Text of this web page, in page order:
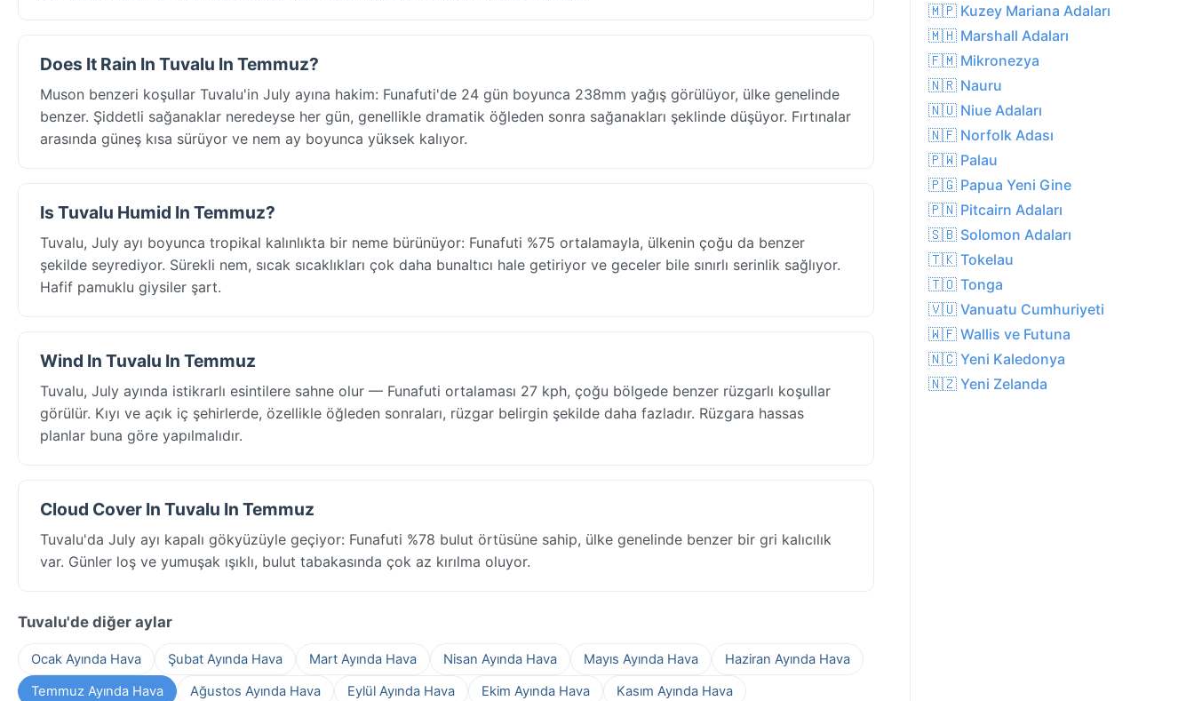
Does It Rain In Tuvalu In Temmuz?
Muson benzeri koşullar Tuvalu'in July ayına hakim: Funafuti'de 24 gün boyunca 238mm yağış görülüyor, ülke genelinde
benzer. Şiddetli sağanaklar neredeyse her gün, genellikle dramatik öğleden sonra sağanakları şeklinde düşüyor. Fırtınalar
arasında güneş kısa sürüyor ve nem ay boyunca yüksek kalıyor.
Is Tuvalu Humid In Temmuz?
Tuvalu, July ayı boyunca tropikal kalınlıkta bir neme bürünüyor: Funafuti %75 ortalamayla, ülkenin çoğu da benzer
şekilde seyrediyor. Sürekli nem, sıcak sıcaklıkları çok daha bunaltıcı hale getiriyor ve geceler bile sınırlı serinlik sağlıyor.
Hafif pamuklu giysiler şart.
Wind In Tuvalu In Temmuz
Tuvalu, July ayında istikrarlı esintilere sahne olur — Funafuti ortalaması 27 kph, çoğu bölgede benzer rüzgarlı koşullar
görülür. Kıyı ve açık iç şehirlerde, özellikle öğleden sonraları, rüzgar belirgin şekilde daha fazladır. Rüzgara hassas
planlar buna göre yapılmalıdır.
Cloud Cover In Tuvalu In Temmuz
Tuvalu'da July ayı kapalı gökyüzüyle geçiyor: Funafuti %78 bulut örtüsüne sahip, ülke genelinde benzer bir gri kalıcılık
var. Günler loş ve yumuşak ışıklı, bulut tabakasında çok az kırılma oluyor.
Tuvalu'de diğer aylar
Ocak Ayında Hava Şubat Ayında Hava Mart Ayında Hava Nisan Ayında Hava Mayıs Ayında Hava
Haziran Ayında Hava
Temmuz Ayında Hava
Ağustos Ayında Hava Eylül Ayında Hava Ekim Ayında Hava
Kasım Ayında Hava
🇲🇵 Kuzey Mariana Adaları
🇲🇭 Marshall Adaları
🇫🇲 Mikronezya
🇳🇷 Nauru
🇳🇺 Niue Adaları
🇳🇫 Norfolk Adası
🇵🇼 Palau
🇵🇬 Papua Yeni Gine
🇵🇳 Pitcairn Adaları
🇸🇧 Solomon Adaları
🇹🇰 Tokelau
🇹🇴 Tonga
🇻🇺 Vanuatu Cumhuriyeti
🇼🇫 Wallis ve Futuna
🇳🇨 Yeni Kaledonya
🇳🇿 Yeni Zelanda